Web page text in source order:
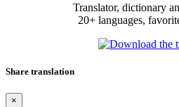
Translator, dictionary
20+ languages,
Share translation
×